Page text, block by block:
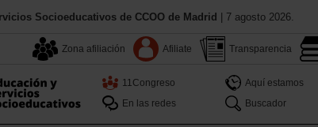
Socioeducativos de CCOO de Madrid | 7 agosto 2026.
Zona afiliación Afiliate Transparencia
11Congreso Aquí estamos
En las redes
Buscador